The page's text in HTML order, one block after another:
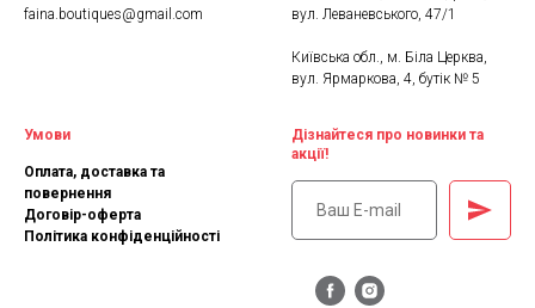
faina.boutiques@gmail.com
вул. Леваневського, 47/1
Київська обл., м. Біла Церква,
вул. Ярмаркова, 4, бутік № 5
Умови
Оплата, доставка та
повернення
Договір-оферта
Політика конфіденційності
Дізнайтеся про новинки та
акції!